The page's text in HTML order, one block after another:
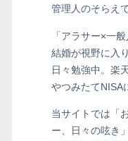
管理人のそらえ
「アラサー×一般
結婚が視野に入
日々勉強中。楽
やつみたてNISA
当サイトでは「
ー、日々の呟き